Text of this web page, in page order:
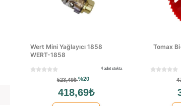
Wert Mini Yağlayıcı 1858
WERT-1858
4 adet stokta
523,49₺%20
418,69₺
Tomax